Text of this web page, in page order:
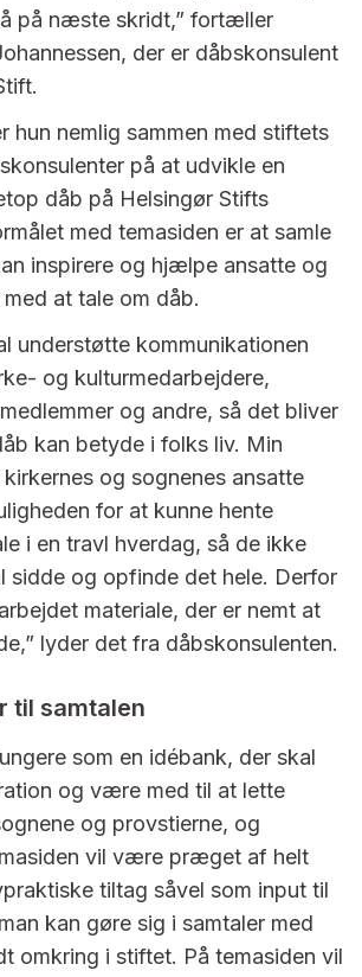
på næste skridt,” fortæller
der er dåbskonsulent
hun nemlig sammen med stiftets
på at udvikle en
dåb på Helsingør Stifts
med temasiden er at samle
inspirere og hjælpe ansatte og
at tale om dåb.
understøtte kommunikationen
og kulturmedarbejdere,
og andre, så det bliver
kan betyde i folks liv. Min
og sognenes ansatte
for at kunne hente
i en travl hverdag, så de ikke
sidde og opfinde det hele. Derfor
materiale, der er nemt at
lyder det fra dåbskonsulenten.
til samtalen
som en idébank, der skal
og være med til at lette
og provstierne, og
vil være præget af helt
tiltag såvel som input til
kan gøre sig i samtaler med
omkring i stiftet. På temasiden vil